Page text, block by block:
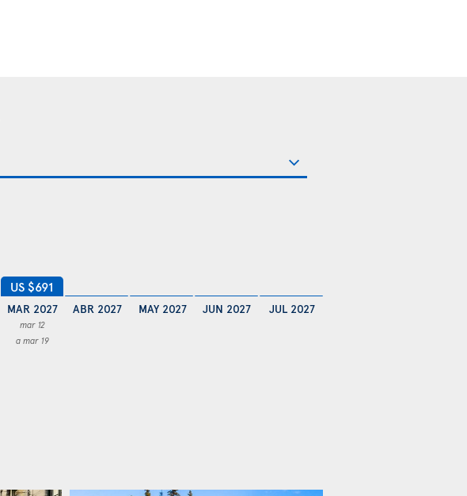
US $691
MAR 2027
mar 12
a mar 19
ABR 2027 MAY 2027 JUN 2027 JUL 2027